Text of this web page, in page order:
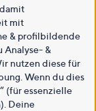
mit
& profilbildende
Analyse- &
nutzen diese für
Wenn du dies
(für essenzielle
Deine